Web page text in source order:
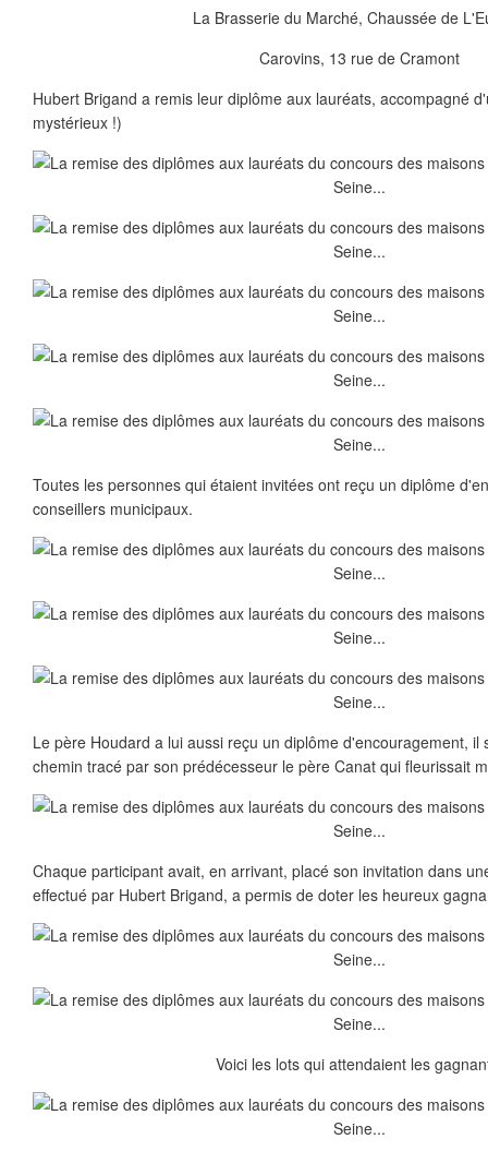
La Brasserie du Marché, Chaussée de
Carovins, 13 rue de Cramont
Hubert Brigand a remis leur diplôme aux lauréats, accompagné
mystérieux !)
Toutes les personnes qui étaient invitées ont reçu un diplôme
conseillers municipaux.
Le père Houdard a lui aussi reçu un diplôme d'encouragement, il
chemin tracé par son prédécesseur le père Canat qui fleurissait
Chaque participant avait, en arrivant, placé son invitation dans
effectué par Hubert Brigand, a permis de doter les heureux
Voici les lots qui attendaient les